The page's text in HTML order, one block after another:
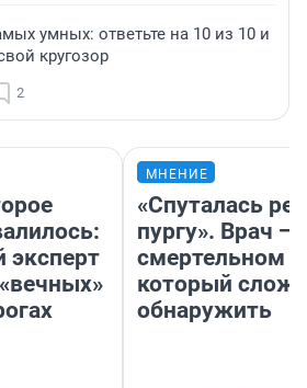
умных: ответьте на 10 из 10 и
кругозор
2
эксперт
МНЕНИЕ
«Спуталась
пургу». Врач —
смертельном
который
обнаружить